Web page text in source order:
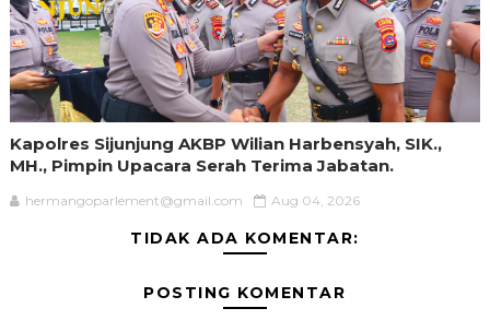
Kapolres Sijunjung AKBP Wilian Harbensyah, SIK.,
MH., Pimpin Upacara Serah Terima Jabatan.
hermangoparlement@gmail.com Aug 04, 2026
TIDAK ADA KOMENTAR:
POSTING KOMENTAR